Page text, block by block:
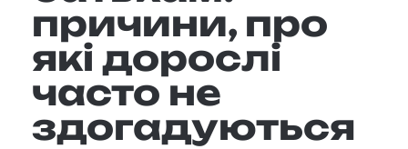
причини, про
які дорослі
часто не
здогадуються